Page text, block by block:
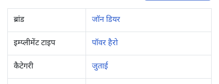
ब्रांड जॉन डियर
इम्प्लीमेंट टाइप पॉवर हैरो
कैटेगरी जुताई